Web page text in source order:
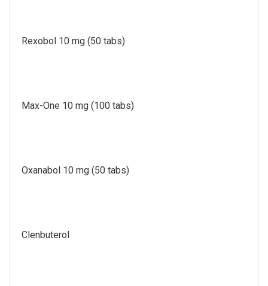
Rexobol 10 mg (50 tabs)
Max-One 10 mg (100 tabs)
Oxanabol 10 mg (50 tabs)
Clenbuterol